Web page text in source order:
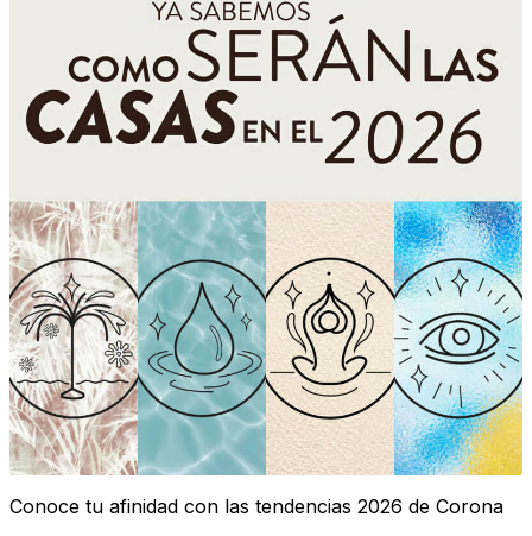
Conoce tu afinidad con las tendencias 2026 de Corona